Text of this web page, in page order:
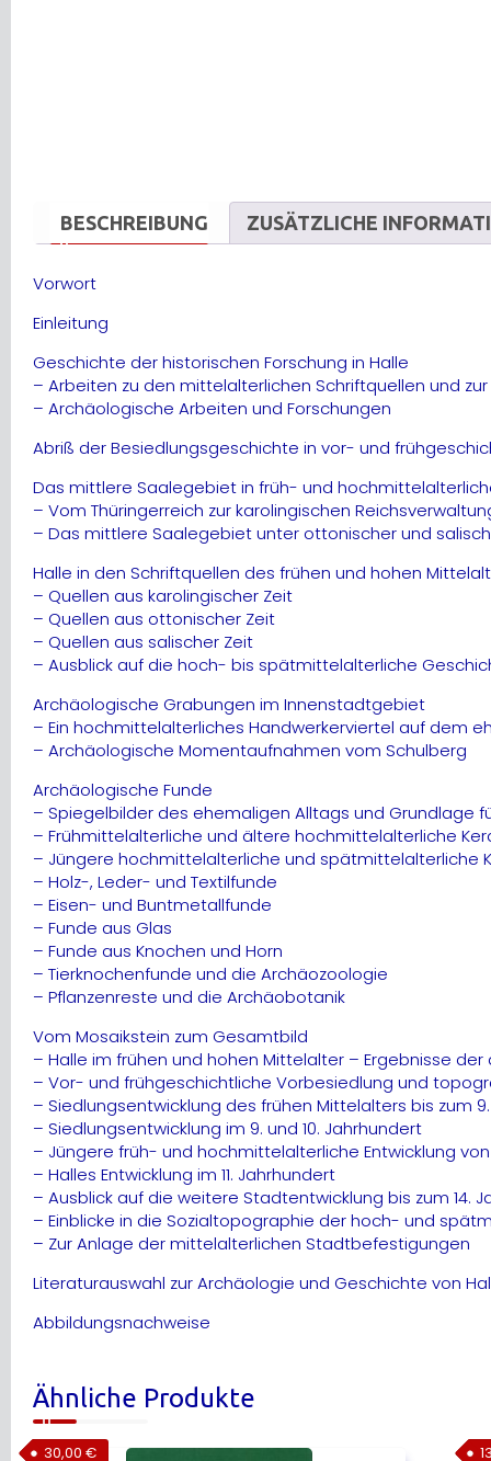
BESCHREIBUNG ZUSÄTZLICHE
Vorwort
Einleitung
Geschichte der historischen Forschung in Halle
– Arbeiten zu den mittelalterlichen Schriftquellen und
– Archäologische Arbeiten und Forschungen
Abriß der Besiedlungsgeschichte in vor- und
Das mittlere Saalegebiet in früh- und
– Vom Thüringerreich zur karolingischen
– Das mittlere Saalegebiet unter ottonischer und
Halle in den Schriftquellen des frühen und hohen
– Quellen aus karolingischer Zeit
– Quellen aus ottonischer Zeit
– Quellen aus salischer Zeit
– Ausblick auf die hoch- bis spätmittelalterliche
Archäologische Grabungen im Innenstadtgebiet
– Ein hochmittelalterliches Handwerkerviertel auf dem
– Archäologische Momentaufnahmen vom Schulberg
Archäologische Funde
– Spiegelbilder des ehemaligen Alltags und Grundlage
– Frühmittelalterliche und ältere hochmittelalterliche
– Jüngere hochmittelalterliche und spätmittelalterliche
– Holz-, Leder- und Textilfunde
– Eisen- und Buntmetallfunde
– Funde aus Glas
– Funde aus Knochen und Horn
– Tierknochenfunde und die Archäozoologie
– Pflanzenreste und die Archäobotanik
Vom Mosaikstein zum Gesamtbild
– Halle im frühen und hohen Mittelalter – Ergebnisse
– Vor- und frühgeschichtliche Vorbesiedlung und
– Siedlungsentwicklung des frühen Mittelalters bis zum
– Siedlungsentwicklung im 9. und 10. Jahrhundert
– Jüngere früh- und hochmittelalterliche Entwicklung
– Halles Entwicklung im 11. Jahrhundert
– Ausblick auf die weitere Stadtentwicklung bis zum 14.
– Einblicke in die Sozialtopographie der hoch- und
– Zur Anlage der mittelalterlichen Stadtbefestigungen
Literaturauswahl zur Archäologie und Geschichte von
Abbildungsnachweise
Ähnliche Produkte
30,00 €